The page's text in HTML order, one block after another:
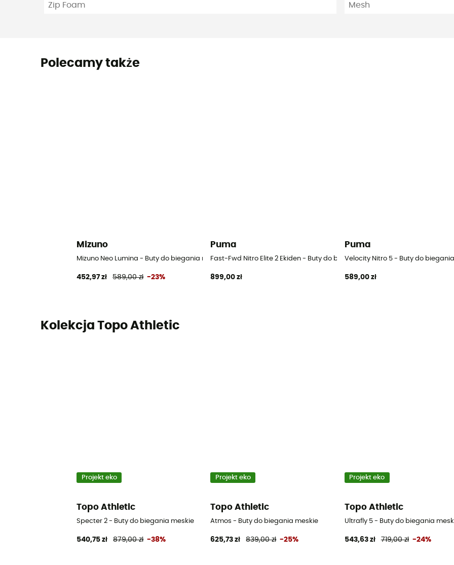
Zip Foam
Mesh
Polecamy także
Mizuno
Mizuno Neo Lumina - Buty do biegania meskie
452,97 zł 589,00 zł -23%
Puma
Fast-Fwd Nitro Elite 2 Ekiden - Buty do biegania meskie
899,00 zł
Puma
Velocity Nitro 5 - Buty do
589,00 zł
Kolekcja Topo Athletic
Projekt eko
Topo Athletic
Specter 2 - Buty do biegania meskie
540,75 zł 879,00 zł -38%
Projekt eko
Topo Athletic
Atmos - Buty do biegania meskie
625,73 zł 839,00 zł -25%
Projekt eko
Topo Athletic
Ultrafly 5 - Buty do biegania
543,63 zł 719,00 zł -24%